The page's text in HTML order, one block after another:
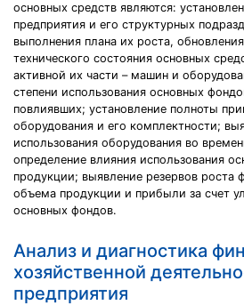
основных средств являются:
предприятия и его структурных
выполнения плана их роста,
технического состояния основных
активной их части – машин и
степени использования основных
повлиявших; установление полноты
оборудования и его комплектности;
использования оборудования во
определение влияния использования
продукции; выявление резервов роста
объема продукции и прибыли за счет
основных фондов.
Анализ и диагностика
хозяйственной
предприятия